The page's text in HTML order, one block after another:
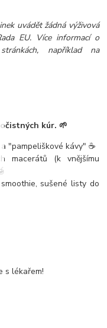
uvádět žádná výživová
EU. Více informací o
například na
kúr. 🌱
"pampeliškové kávy" ☕
macerátů (k vnějšímu
sušené listy do
s lékařem!